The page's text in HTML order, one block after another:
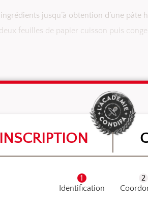
jusqu’à obtention d’une pâte
feuilles de papier cuisson puis
INSCRIPTION
Identification